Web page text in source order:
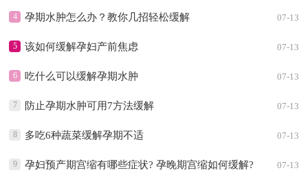
4 07-13
孕期水肿怎么办？教你几招轻松缓解
5 07-13
该如何缓解孕妇产前焦虑
6 07-13
吃什么可以缓解孕期水肿
7 07-13
防止孕期水肿可用7方法缓解
8 07-13
多吃6种蔬菜缓解孕期不适
9 07-13
孕妇预产期宫缩有哪些症状? 孕晚期宫缩如何缓解?